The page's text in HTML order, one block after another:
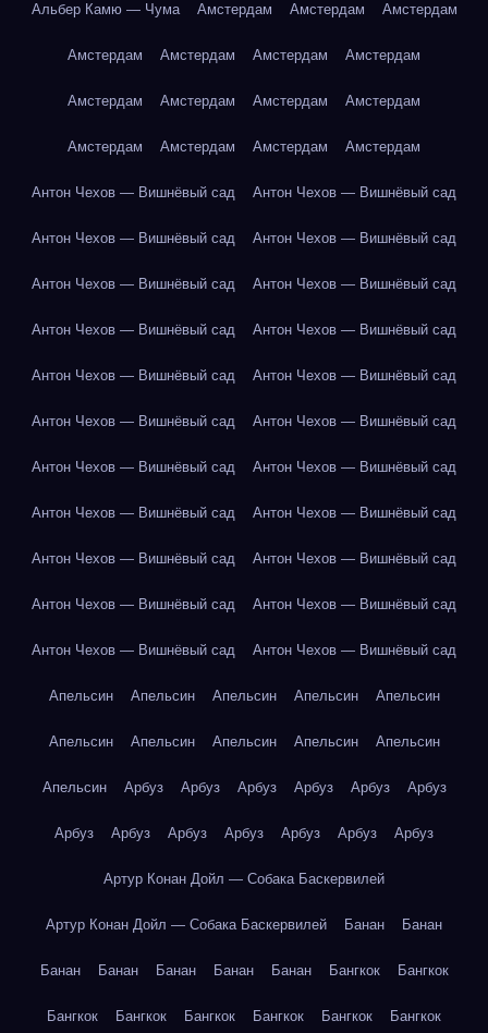
Альбер Камю — Чума Амстердам Амстердам Амстердам
Амстердам Амстердам Амстердам Амстердам
Амстердам Амстердам Амстердам Амстердам
Амстердам Амстердам Амстердам Амстердам
Антон Чехов — Вишнёвый сад Антон Чехов — Вишнёвый сад
Антон Чехов — Вишнёвый сад Антон Чехов — Вишнёвый сад
Антон Чехов — Вишнёвый сад Антон Чехов — Вишнёвый сад
Антон Чехов — Вишнёвый сад Антон Чехов — Вишнёвый сад
Антон Чехов — Вишнёвый сад Антон Чехов — Вишнёвый сад
Антон Чехов — Вишнёвый сад Антон Чехов — Вишнёвый сад
Антон Чехов — Вишнёвый сад Антон Чехов — Вишнёвый сад
Антон Чехов — Вишнёвый сад Антон Чехов — Вишнёвый сад
Антон Чехов — Вишнёвый сад Антон Чехов — Вишнёвый сад
Антон Чехов — Вишнёвый сад Антон Чехов — Вишнёвый сад
Антон Чехов — Вишнёвый сад Антон Чехов — Вишнёвый сад
Апельсин Апельсин Апельсин Апельсин Апельсин
Апельсин Апельсин Апельсин Апельсин Апельсин
Апельсин Арбуз Арбуз Арбуз Арбуз Арбуз Арбуз
Арбуз Арбуз Арбуз Арбуз Арбуз Арбуз Арбуз
Артур Конан Дойл — Собака Баскервилей
Артур Конан Дойл — Собака Баскервилей Банан Банан
Банан Банан Банан Банан Банан Бангкок Бангкок
Бангкок Бангкок Бангкок Бангкок Бангкок Бангкок